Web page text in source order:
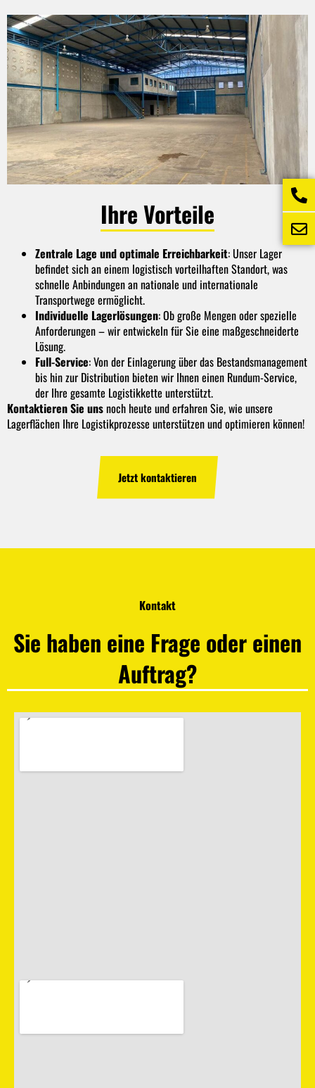
Ihre Vorteile
Zentrale Lage und optimale Erreichbarkeit: Unser Lager
befindet sich an einem logistisch vorteilhaften Standort, was
schnelle Anbindungen an nationale und internationale
Transportwege ermöglicht.
Individuelle Lagerlösungen: Ob große Mengen oder spezielle
Anforderungen – wir entwickeln für Sie eine maßgeschneiderte
Lösung.
Full-Service: Von der Einlagerung über das Bestandsmanagement
bis hin zur Distribution bieten wir Ihnen einen Rundum-Service,
der Ihre gesamte Logistikkette unterstützt.
Kontaktieren Sie unsnoch heute und erfahren Sie, wie unsere
Lagerflächen Ihre Logistikprozesse unterstützen und optimieren können!
Jetzt kontaktieren
Kontakt
Sie haben eine Frage oder einen
Auftrag?